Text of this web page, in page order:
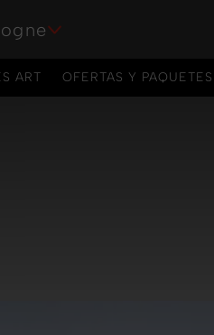
ART
ART
OFERTAS Y PAQUETES
OFERTAS Y PAQUETES